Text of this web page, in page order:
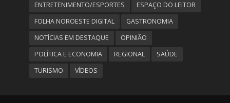
ENTRETENIMENTO/ESPORTES
ESPAÇO DO LEITOR
FOLHA NOROESTE DIGITAL
GASTRONOMIA
NOTÍCIAS EM DESTAQUE
OPINIÃO
POLÍTICA E ECONOMIA
REGIONAL
SAÚDE
TURISMO
VÍDEOS